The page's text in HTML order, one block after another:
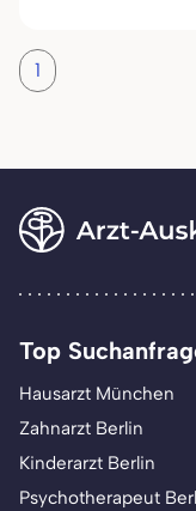
1
Top
Hausarzt München
Zahnarzt Berlin
Kinderarzt Berlin
Psychotherapeut